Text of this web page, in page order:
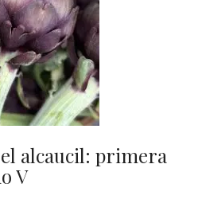
alcaucil: primera
V